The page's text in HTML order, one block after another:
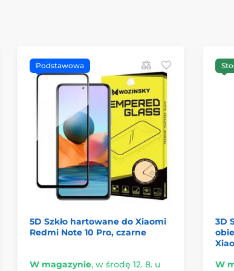
Podstawowa
5D Szkło hartowane do Xiaomi
Redmi Note 10 Pro, czarne
W magazynie, w środę 12. 8. u
3D
W